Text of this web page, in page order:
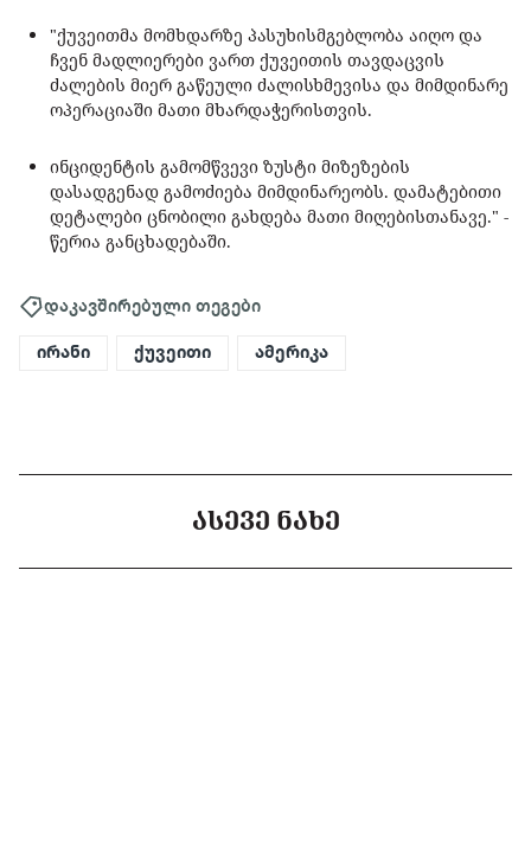
"ქუვეითმა მომხდარზე პასუხისმგებლობა აიღო და
ჩვენ მადლიერები ვართ ქუვეითის თავდაცვის
ძალების მიერ გაწეული ძალისხმევისა და მიმდინარე
ოპერაციაში მათი მხარდაჭერისთვის.
ინციდენტის გამომწვევი ზუსტი მიზეზების
დასადგენად გამოძიება მიმდინარეობს. დამატებითი
დეტალები ცნობილი გახდება მათი მიღებისთანავე." -
წერია განცხადებაში.
დაკავშირებული თეგები
ირანი ქუვეითი ამერიკა
ᲐᲡᲔᲕᲔ ᲜᲐᲮᲔ